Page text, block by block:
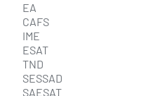
EA
CAFS
IME
ESAT
TND
SESSAD
SAESAT